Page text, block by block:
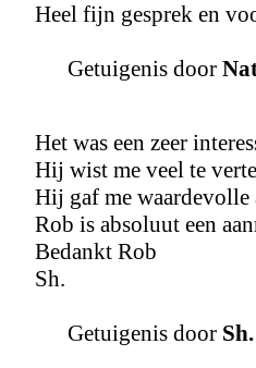
Heel fijn gesprek en
Getuigenis door
Het was een zeer
Hij wist me veel te
Hij gaf me waardevolle
Rob is absoluut een
Bedankt Rob
Sh.
Getuigenis door Sh.